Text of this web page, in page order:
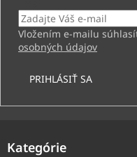
Vložením e-mailu
osobných údajov
PRIHLÁSIŤ SA
Kategórie